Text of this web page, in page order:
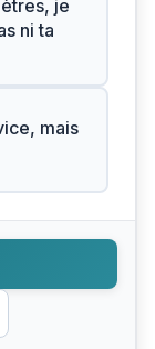
je
ni ta
mais